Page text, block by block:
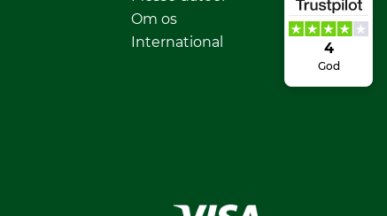
4
God
Om os
International